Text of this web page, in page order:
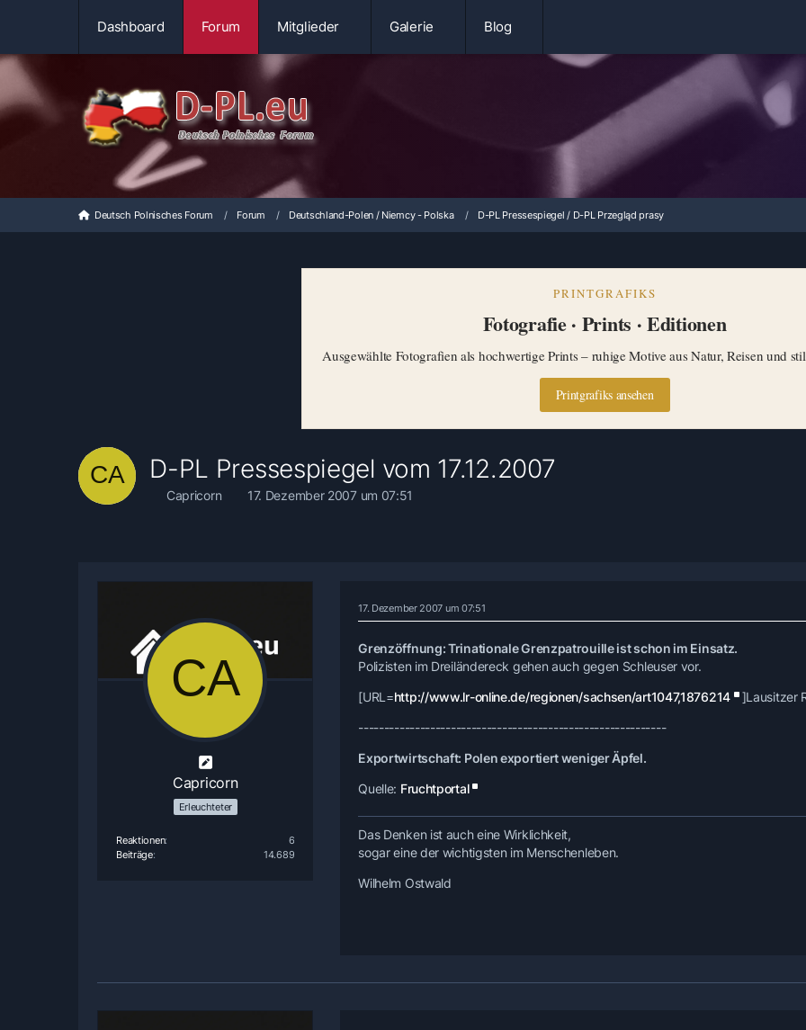
Dashboard Forum Mitglieder Galerie Blog
Deutsch Polnisches Forum Forum Deutschland-Polen / Niemcy - Polska D-PL Pressespiegel / D-PL Przegląd prasy
PRINTGRAFIKS
Fotografie · Prints · Editionen
Ausgewählte Fotografien als hochwertige Prints – ruhige Motive aus Natur, Reisen und
Printgrafiks ansehen
D-PL Pressespiegel vom 17.12.2007
Capricorn 17. Dezember 2007 um 07:51
Capricorn
Erleuchteter
Reaktionen
6
Beiträge
14.689
17. Dezember 2007 um 07:51
Grenzöffnung: Trinationale Grenzpatrouille ist schon im Einsatz.
Polizisten im Dreiländereck gehen auch gegen Schleuser vor.
[URL=http://www.lr-online.de/regionen/sachsen/art1047,1876214
]Lausitzer
------------------------------------------------------------
Exportwirtschaft: Polen exportiert weniger Äpfel.
Quelle: Fruchtportal
Das Denken ist auch eine Wirklichkeit,
sogar eine der wichtigsten im Menschenleben.
Wilhelm Ostwald